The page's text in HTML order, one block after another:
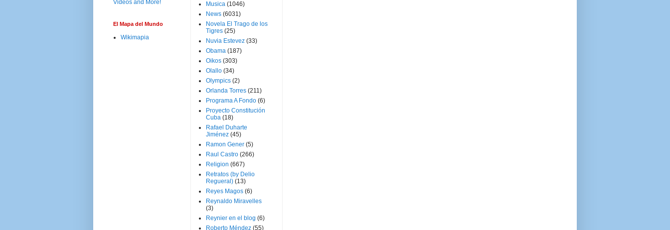
El Mapa del Mundo
Wikimapia
Musica (1046)
News (6031)
Novela El Trago de los
Tigres (25)
Nuvia Estevez (33)
Obama (187)
Oikos (303)
Olallo (34)
Olympics (2)
Orlanda Torres (211)
Programa A Fondo (6)
Proyecto Constitución
Cuba (18)
Rafael Duharte
Jiménez (45)
Ramon Gener (5)
Raul Castro (266)
Religion (667)
Retratos (by Delio
Regueral) (13)
Reyes Magos (6)
Reynaldo Miravelles
(3)
Reynier en el blog (6)
Roberto Méndez (55)